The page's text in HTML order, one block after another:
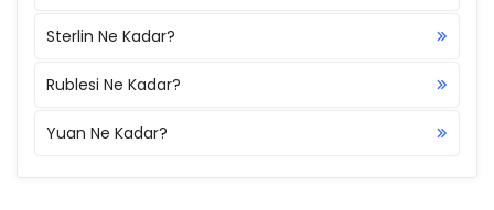
Sterlin Ne Kadar?
Rublesi Ne Kadar?
Yuan Ne Kadar?